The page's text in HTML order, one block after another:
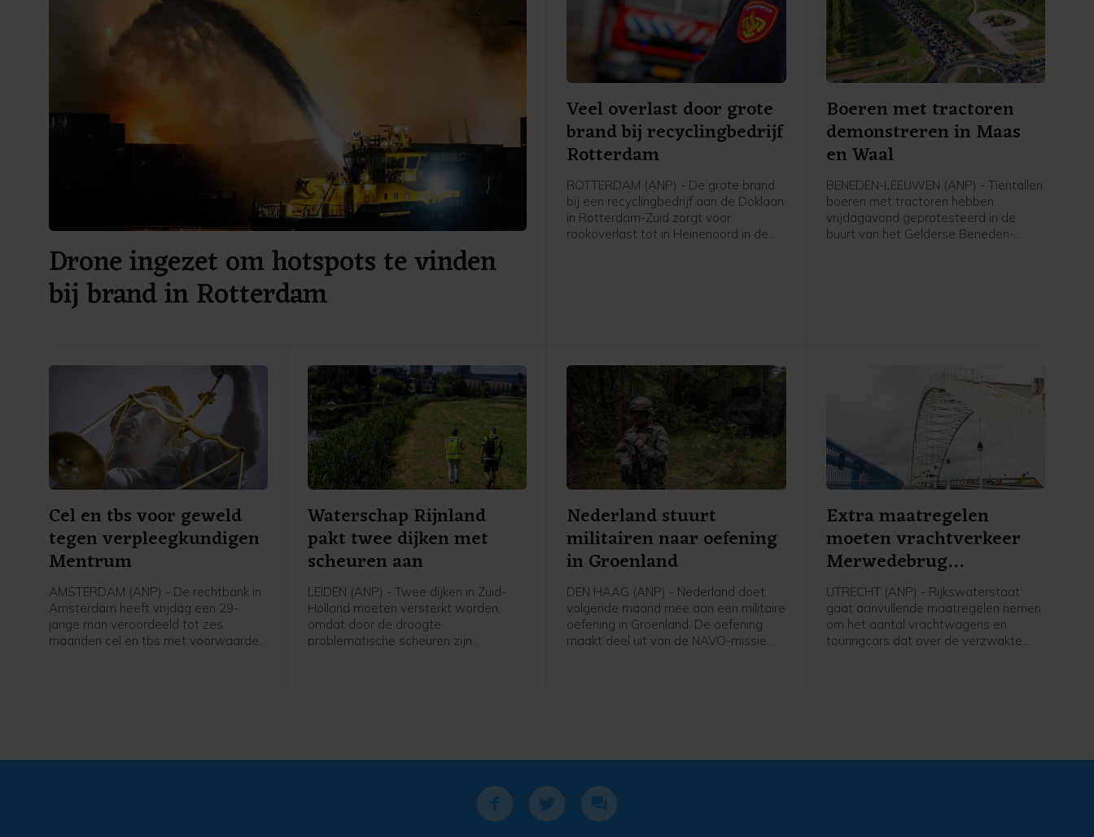
Drone ingezet om hotspots te vinden
bij brand in Rotterdam
Veel overlast door grote
brand bij recyclingbedrijf
Rotterdam
ROTTERDAM (ANP) - De grote brand
bij een recyclingbedrijf aan de Doklaan
in Rotterdam-Zuid zorgt voor
rookoverlast tot in Heinenoord in de
Boeren met tractoren
demonstreren in Maas
en Waal
BENEDEN-LEEUWEN (ANP) - Tientallen
boeren met tractoren hebben
vrijdagavond geprotesteerd in de
buurt van het Gelderse Beneden-
Cel en tbs voor geweld
tegen verpleegkundigen
Mentrum
AMSTERDAM (ANP) - De rechtbank in
Amsterdam heeft vrijdag een 29-
jarige man veroordeeld tot zes
maanden cel en tbs met voorwaarden
Waterschap Rijnland
pakt twee dijken met
scheuren aan
LEIDEN (ANP) - Twee dijken in Zuid-
Holland moeten versterkt worden,
omdat door de droogte
problematische scheuren zijn
Nederland stuurt
militairen naar oefening
in Groenland
DEN HAAG (ANP) - Nederland doet
volgende maand mee aan een militaire
oefening in Groenland. De oefening
maakt deel uit van de NAVO-missie
Extra maatregelen
moeten vrachtverkeer
Merwedebrug
terugdringen
UTRECHT (ANP) - Rijkswaterstaat
gaat aanvullende maatregelen nemen
om het aantal vrachtwagens en
touringcars dat over de verzwakte